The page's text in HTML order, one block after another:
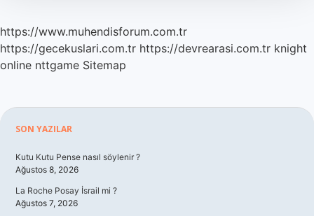
https://www.muhendisforum.com.tr
https://gecekuslari.com.tr https://devrearasi.com.tr knight
online nttgame Sitemap
Sidebar
SON YAZILAR
Kutu Kutu Pense nasıl söylenir ?
Ağustos 8, 2026
La Roche Posay İsrail mi ?
Ağustos 7, 2026